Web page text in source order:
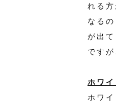
れる
なる
が出
です
ホワ
ホワ